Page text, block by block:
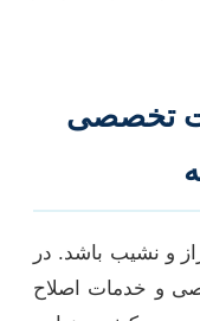
تخصصی
و نشیب باشد. در
و خدمات اصلاح